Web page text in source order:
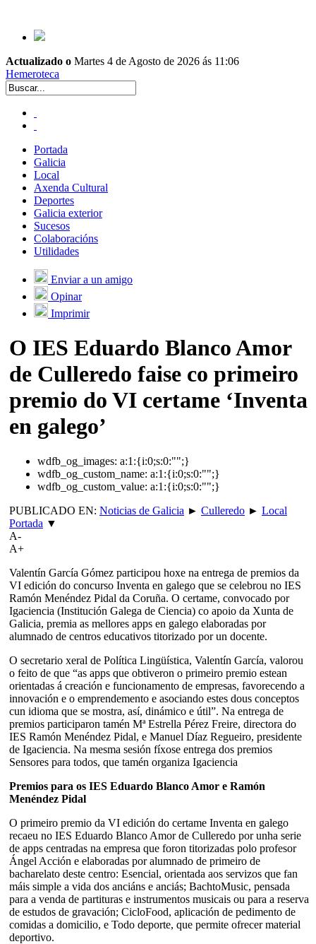
Actualizado o Martes 4 de Agosto de 2026 ás 11:06
Hemeroteca
Portada
Galicia
Local
Axenda Cultural
Deportes
Galicia exterior
Sucesos
Colaboracións
Utilidades
Enviar a un amigo
Opinar
Imprimir
O IES Eduardo Blanco Amor
de Culleredo faise co primeiro
premio do VI certame ‘Inventa
en galego’
wdfb_og_images: a:1:{i:0;s:0:"";}
wdfb_og_custom_name: a:1:{i:0;s:0:"";}
wdfb_og_custom_value: a:1:{i:0;s:0:"";}
PUBLICADO EN: Noticias de Galicia ► Culleredo ► Local
Portada ▼
A-
A+
Valentín García Gómez participou hoxe na entrega de premios da
VI edición do concurso Inventa en galego que se celebrou no IES
Ramón Menéndez Pidal da Coruña. O certame, convocado por
Igaciencia (Institución Galega de Ciencia) co apoio da Xunta de
Galicia, premia as mellores apps en galego elaboradas por
alumnado de centros educativos titorizado por un docente.
O secretario xeral de Política Lingüística, Valentín García, valorou
o feito de que “as apps que obtiveron o primeiro premio estean
orientadas á creación e funcionamento de empresas, favorecendo a
innovación e o emprendemento e asociando estes dous conceptos
cun idioma que se mostra, así, dinámico e útil”. Na entrega de
premios participaron tamén Mª Estrella Pérez Freire, directora do
IES Ramón Menéndez Pidal, e Manuel Díaz Regueiro, presidente
de Igaciencia. Na mesma sesión fíxose entrega dos premios
Sensores para todos, que tamén organiza Igaciencia
Premios para os IES Eduardo Blanco Amor e Ramón
Menéndez Pidal
O primeiro premio da VI edición do certame Inventa en galego
recaeu no IES Eduardo Blanco Amor de Culleredo por unha serie
de apps centradas na empresa que foron titorizadas polo profesor
Ángel Acción e elaboradas por alumnado de primeiro de
bacharelato deste centro: Esencial, orientada aos servizos que fan
máis simple a vida dos anciáns e anciás; BachtoMusic, pensada
para a venda de partituras e instrumentos musicais ou para a reserva
de estudos de gravación; CicloFood, aplicación de pedimento de
comidas a domicilio, e Todo deporte, que permite ofrecer material
deportivo.